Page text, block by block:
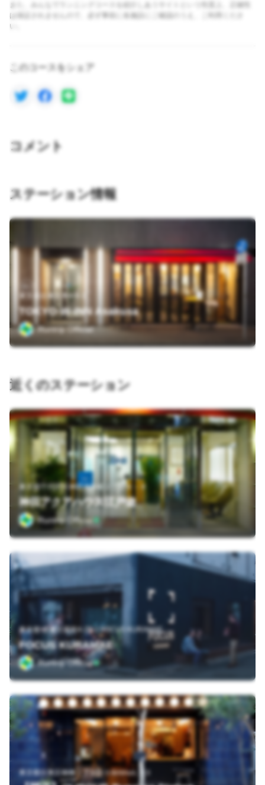
また、みんなでランニングコースを紹介しあうサイトという性質上、正確性
は保証されませんので、必ず事前に各施設にご確認のうえ、ご利用くださ
い。
このコースをシェア
コメント
ステーション情報
東京都台東区寿4-6-1
TOKYO-W-INN Asakusa
Runtrip Official
近くのステーション
東京都千代田区神田淡路町２丁目９－９
神田アクアハウス江戸遊
Runtrip Official
東京都 台東区蔵前4-21-2 FOCUS KURAMAE
FOCUS KURAMAE
Runtrip Official
東京都台東区柳橋２丁目２０&minus;１３